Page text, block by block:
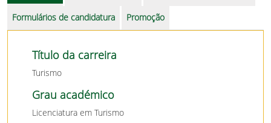
Formulários de candidatura Promoção
Título da carreira
Turismo
Grau académico
Licenciatura em Turismo